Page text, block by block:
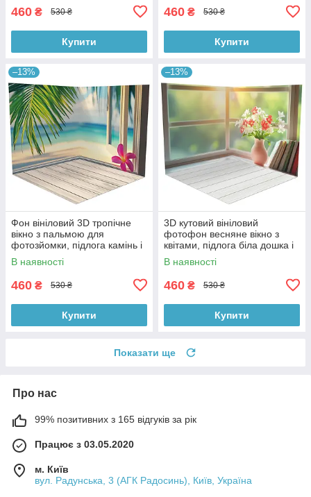
460 ₴ 530 ₴
Купити
460 ₴ 530 ₴
Купити
–13%
Фон вініловий 3D тропічне
вікно з пальмою для
фотозйомки, підлога камінь і
біла дошка, 50×50 см,
№58629
В наявності
460 ₴ 530 ₴
Купити
–13%
3D кутовий вініловий
фотофон весняне вікно з
квітами, підлога біла дошка і
камінь, 50×50 см, №58638
В наявності
460 ₴ 530 ₴
Купити
Показати ще
Про нас
99% позитивних з 165 відгуків за рік
Працює з 03.05.2020
м. Київ
вул. Радунська, 3 (АГК Радосинь), Київ, Україна